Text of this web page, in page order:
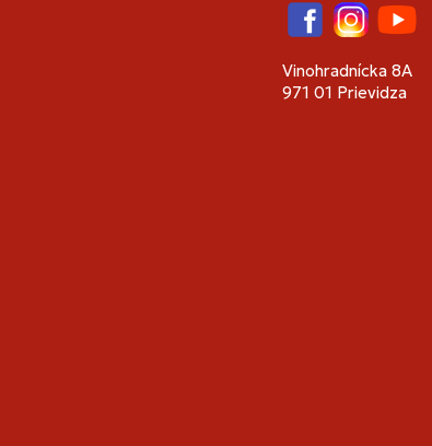
FacebookInstagramYouTube
Vinohradnícka 8A
971 01 Prievidza